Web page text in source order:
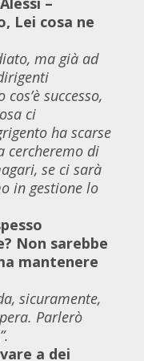
Lei cosa ne
ma già ad
successo,
ci
ha scarse
cercheremo di
se ci sarà
in gestione lo
Non sarebbe
mantenere
sicuramente,
Parlerò
a dei